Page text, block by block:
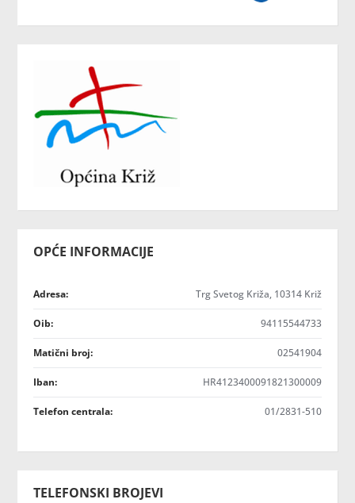
OPĆE INFORMACIJE
Adresa: Trg Svetog Križa, 10314 Križ
Oib: 94115544733
Matični broj: 02541904
Iban: HR4123400091821300009
Telefon centrala: 01/2831-510
TELEFONSKI BROJEVI